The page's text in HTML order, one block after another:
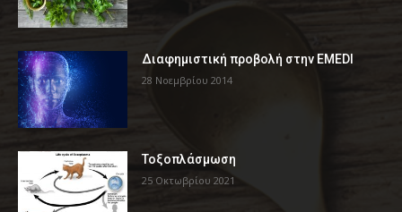
Διαφημιστική προβολή στην EMEDI
28 Νοεμβρίου 2014
Τοξοπλάσμωση
25 Οκτωβρίου 2021